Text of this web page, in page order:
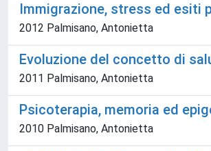
Immigrazione, stress ed esiti
2012 Palmisano, Antonietta
Evoluzione del concetto di
2011 Palmisano, Antonietta
Psicoterapia, memoria ed
2010 Palmisano, Antonietta